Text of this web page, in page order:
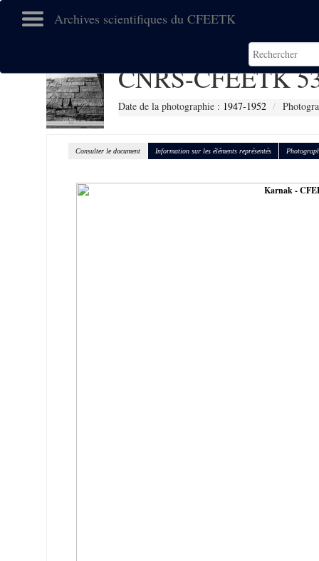
Archives scientifiques du CFEETK
CNRS-CFEETK
Date de la photographie : 1947-1952
Consulter le document Information sur les éléments représentés